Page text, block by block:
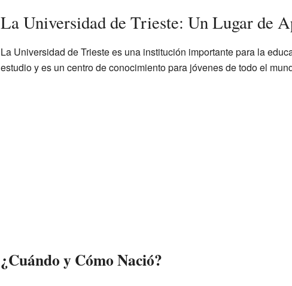
La Universidad de Trieste: Un Lugar de
La Universidad de Trieste es una institución importante para la
estudio y es un centro de conocimiento para jóvenes de todo el
¿Cuándo y Cómo Nació?